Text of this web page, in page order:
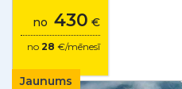
no 430 €
no 28 €/mēnesī
Jaunums